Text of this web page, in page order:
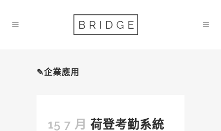
✎企業應用
15 7 月 荷登考勤系統